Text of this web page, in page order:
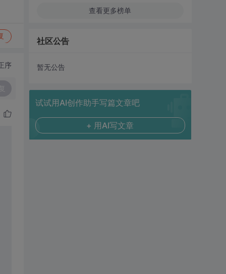
序
查看更多榜单
社区公告
暂无公告
试试用AI创作助手写篇文章吧
+ 用AI写文章